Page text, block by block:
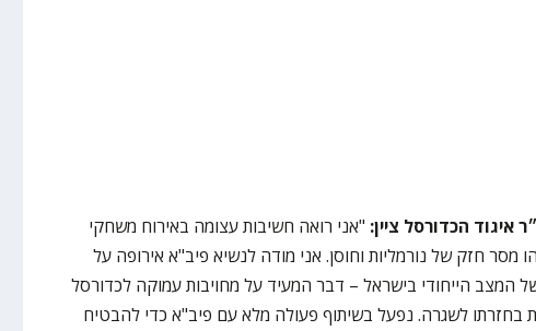
איגוד הכדורסל ציין: "אני רואה חשיבות עצומה באירוח משחקי
מסר חזק של נורמליות וחוסן. אני מודה לנשיא פיב"א אירופה על
המצב הייחודי בישראל – דבר המעיד על מחויבות עמוקה לכדורסל
בחזרתו לשגרה. נפעל בשיתוף פעולה מלא עם פיב"א כדי להבטיח